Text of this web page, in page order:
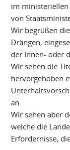
im ministeriellen
von
Wir begrüßen
Drängen,
der Innen- oder
Wir sehen die
hervorgehoben
an.
Wir sehen aber
welche die
Erfordernisse,